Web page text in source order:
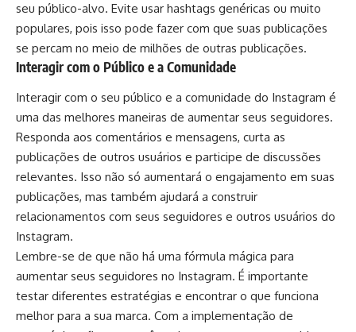
seu público-alvo. Evite usar hashtags genéricas ou muito
populares, pois isso pode fazer com que suas publicações
se percam no meio de milhões de outras publicações.
Interagir com o Público e a Comunidade
Interagir com o seu público e a comunidade do Instagram é
uma das melhores maneiras de aumentar seus seguidores.
Responda aos comentários e mensagens, curta as
publicações de outros usuários e participe de discussões
relevantes. Isso não só aumentará o engajamento em suas
publicações, mas também ajudará a construir
relacionamentos com seus seguidores e outros usuários do
Instagram.
Lembre-se de que não há uma fórmula mágica para
aumentar seus seguidores no Instagram. É importante
testar diferentes estratégias e encontrar o que funciona
melhor para a sua marca. Com a implementação de